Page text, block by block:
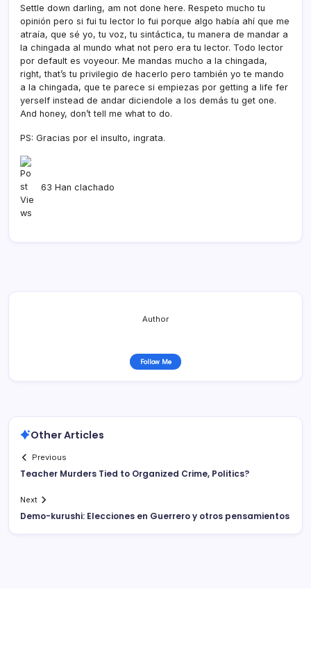
Settle down darling, am not done here. Respeto mucho tu
opinión pero si fui tu lector lo fui porque algo habí­a ahí­ que me
atraí­a, que sé yo, tu voz, tu sintáctica, tu manera de mandar a
la chingada al mundo what not pero era tu lector. Todo lector
por default es voyeour. Me mandas mucho a la chingada,
right, that’s tu privilegio de hacerlo pero también yo te mando
a la chingada, que te parece si empiezas por getting a life fer
yerself instead de andar diciendole a los demás tu get one.
And honey, don’t tell me what to do.
PS: Gracias por el insulto, ingrata.
63 Han clachado
Author
Follow Me
Other Articles
Previous
Teacher Murders Tied to Organized Crime, Politics?
Next
Demo-kurushi: Elecciones en Guerrero y otros pensamientos